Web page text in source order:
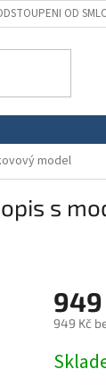
OD
model
s
949
949 Kč
cena: